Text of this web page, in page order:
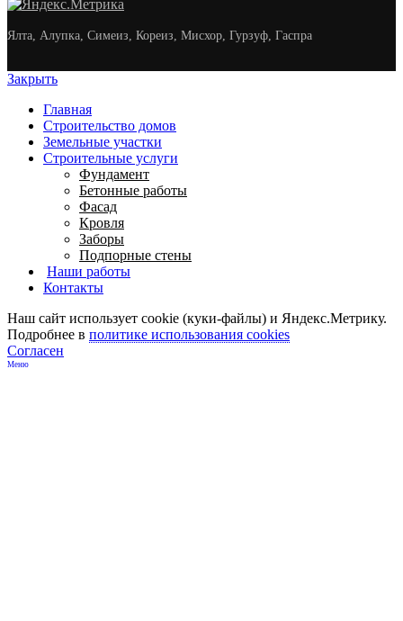
Меню
Ялта, Алупка, Симеиз, Кореиз, Мисхор, Гурзуф, Гаспра
Закрыть
Главная
Строительство домов
Земельные участки
Строительные услуги
Фундамент
Бетонные работы
Фасад
Кровля
Заборы
Подпорные стены
Наши работы
Контакты
Наш сайт использует cookie (куки-файлы) и Яндекс.Метрику.
Подробнее в политике использования cookies
Согласен